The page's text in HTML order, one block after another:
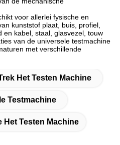
voor allerlei fysische en
kunststof plaat, buis, profiel,
en kabel, staal, glasvezel, touw
van de universele testmachine
met verschillende
Het Testen Machine
Testmachine
Het Testen Machine